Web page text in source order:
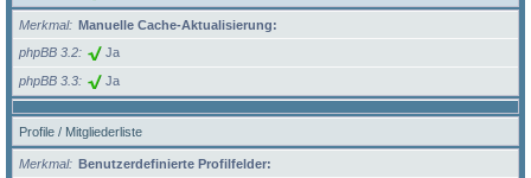
Merkmal
Manuelle Cache-Aktualisierung:
phpBB 3.2
Ja
phpBB 3.3 Ja
Profile / Mitgliederliste
Merkmal
Benutzerdefinierte Profilfelder: